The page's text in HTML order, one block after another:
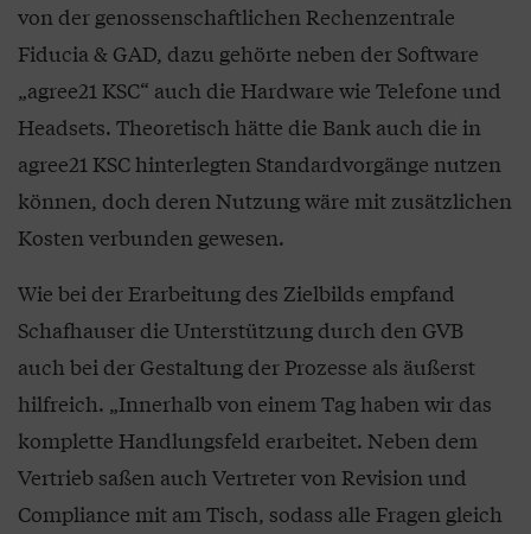
von der genossenschaftlichen Rechenzentrale
Fiducia & GAD, dazu gehörte neben der Software
„agree21 KSC“ auch die Hardware wie Telefone und
Headsets. Theoretisch hätte die Bank auch die in
agree21 KSC hinterlegten Standardvorgänge nutzen
können, doch deren Nutzung wäre mit zusätzlichen
Kosten verbunden gewesen.
Wie bei der Erarbeitung des Zielbilds empfand
Schafhauser die Unterstützung durch den GVB
auch bei der Gestaltung der Prozesse als äußerst
hilfreich. „Innerhalb von einem Tag haben wir das
komplette Handlungsfeld erarbeitet. Neben dem
Vertrieb saßen auch Vertreter von Revision und
Compliance mit am Tisch, sodass alle Fragen gleich